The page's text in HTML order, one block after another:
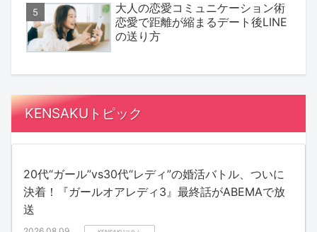
大人の恋愛コミュニケーション術
恋愛で距離が縮まるデート後LINE
の送り方
KENSAKUトピック
20代“ガール”vs30代“レディ”の婚活バトル、ついに
決着！『ガールオアレディ3』最終話がABEMAで放
送